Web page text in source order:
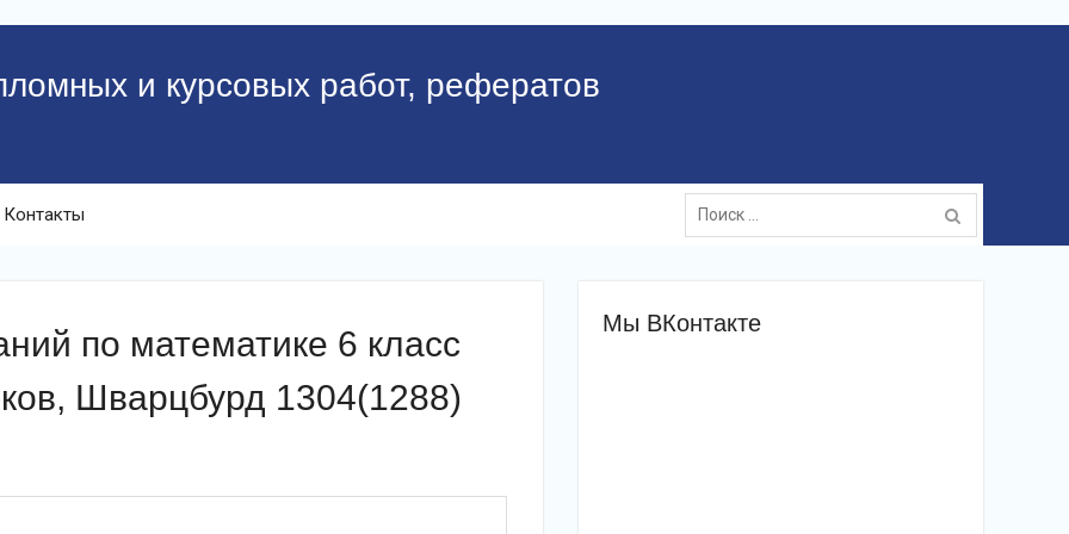
и курсовых работ, рефератов
Контакты
Поиск:
по математике 6 класс
Шварцбурд 1304(1288)
Мы ВКонтакте